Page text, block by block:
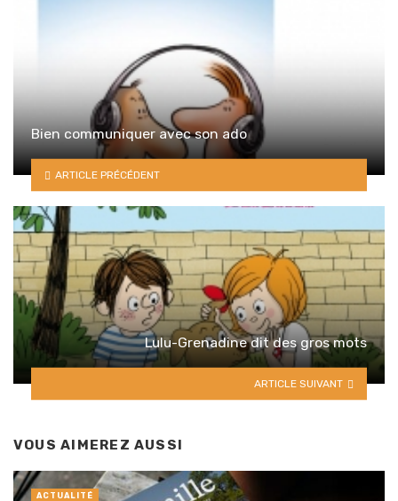
Bien communiquer avec son ado
ARTICLE PRÉCÉDENT
Lulu-Grenadine dit des gros mots
ARTICLE SUIVANT
VOUS AIMEREZ AUSSI
ACTUALITÉ